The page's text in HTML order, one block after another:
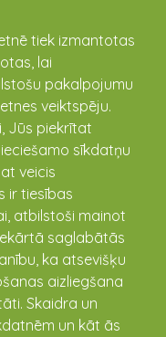
tiek izmantotas
lai
pakalpojumu
veiktspēju.
Jūs piekrītat
sīkdatņu
veicis
ir tiesības
atbilstoši mainot
saglabātās
ka atsevišķu
aizliegšana
Skaidra un
un kāt ās